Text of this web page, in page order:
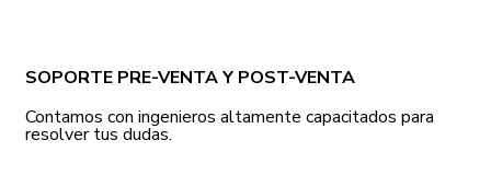
SOPORTE PRE-VENTA Y POST-VENTA
Contamos con ingenieros altamente capacitados para
resolver tus dudas.